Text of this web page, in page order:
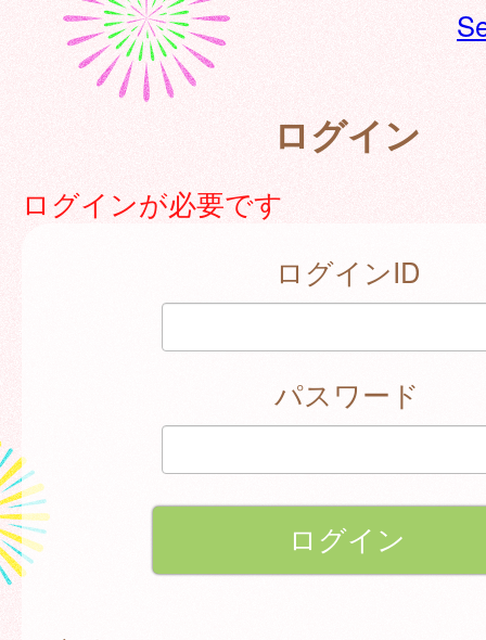
ログイン
ログインが必要です
ログインID
パスワード